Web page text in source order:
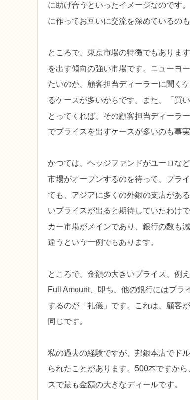
に助け合うといったイメージなのです
に作ってお互いに交流を深めているの
ところで、東京市場の特徴でもありま
を出す傾向の強い市場です。ニューヨ
たいのか、顧客担当ディーラーに聞く
るケースが多いからです。また、「買
とってくれば、その顧客担当ディーラ
でプライスを出すケースが多いのも事実
かつては、ヘッジファンドがユーロな
市場がオープンするのを待って、プラ
ても、アジアに多くの外銀の支店があ
いプライスが出ると期待していたわけ
カー市場がメインであり、銀行の数も
違うという一例でもあります。
ところで、金額の大きいプライス、例
Full Amount、即ち、他の銀行にはプラ
するのが「礼儀」です。これは、顧客
同じです。
私の過去の経験ですが、邦銀本店でド
られたことがあります。500本ですか
スで最も金額の大きなディールです。